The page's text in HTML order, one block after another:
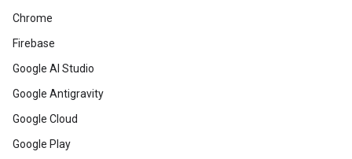
Chrome
Firebase
Google AI Studio
Google Antigravity
Google Cloud
Google Play